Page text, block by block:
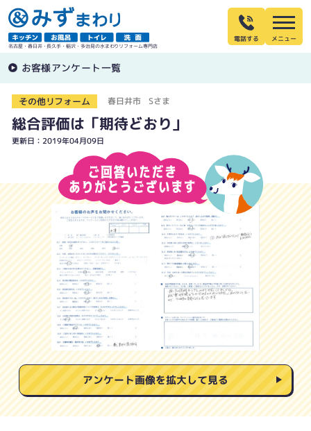
名古屋・春日井・長久手・稲沢・多治見の水まわりリフォーム専門店
電話する
お客様アンケート一覧
その他リフォーム 春日井市 Sさま
総合評価は「期待どおり」
更新日：2019年04月09日
アンケート画像を拡大して見る